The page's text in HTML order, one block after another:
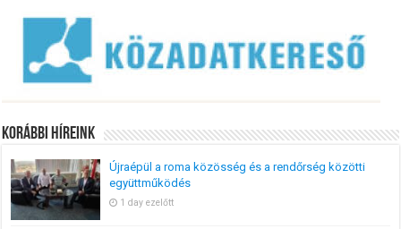
Korábbi Híreink
Újraépül a roma közösség és a rendőrség közötti
együttműködés
1 day ezelőtt